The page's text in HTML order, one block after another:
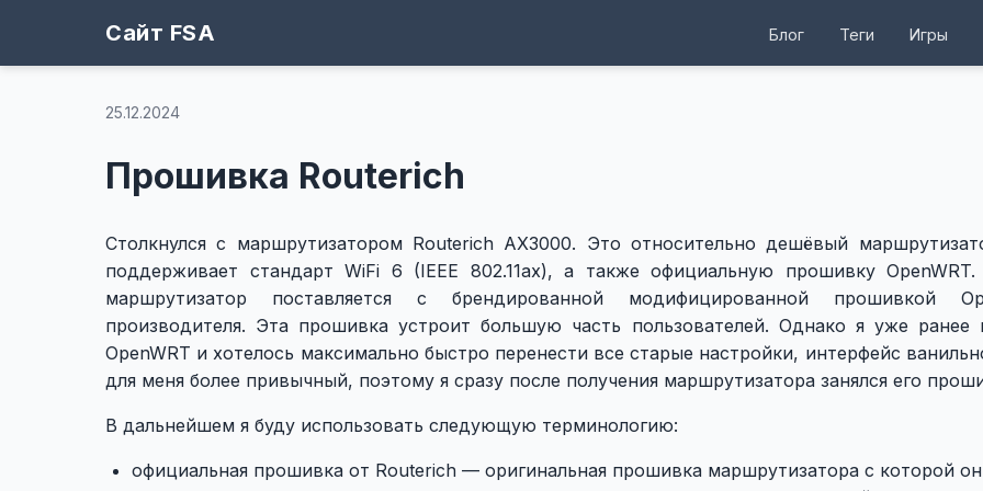
Сайт FSA Блог Теги Игры
25.12.2024
Прошивка Routerich
Столкнулся с маршрутизатором Routerich AX3000. Это относительно дешёвый
поддерживает стандарт WiFi 6 (IEEE 802.11ax), а также официальную прошивку OpenWRT.
маршрутизатор поставляется с брендированной модифицированной прошивкой
производителя. Эта прошивка устроит большую часть пользователей. Однако я уже ранее
OpenWRT и хотелось максимально быстро перенести все старые настройки, интерфейс
для меня более привычный, поэтому я сразу после получения маршрутизатора занялся его
В дальнейшем я буду использовать следующую терминологию:
официальная прошивка от Routerich — оригинальная прошивка маршрутизатора с которой он